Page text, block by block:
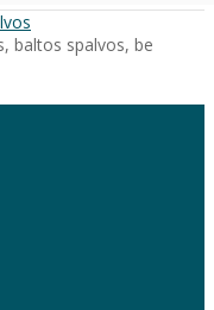
baltos spalvos, be